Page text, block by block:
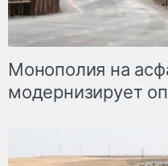
Монополия на
модернизирует